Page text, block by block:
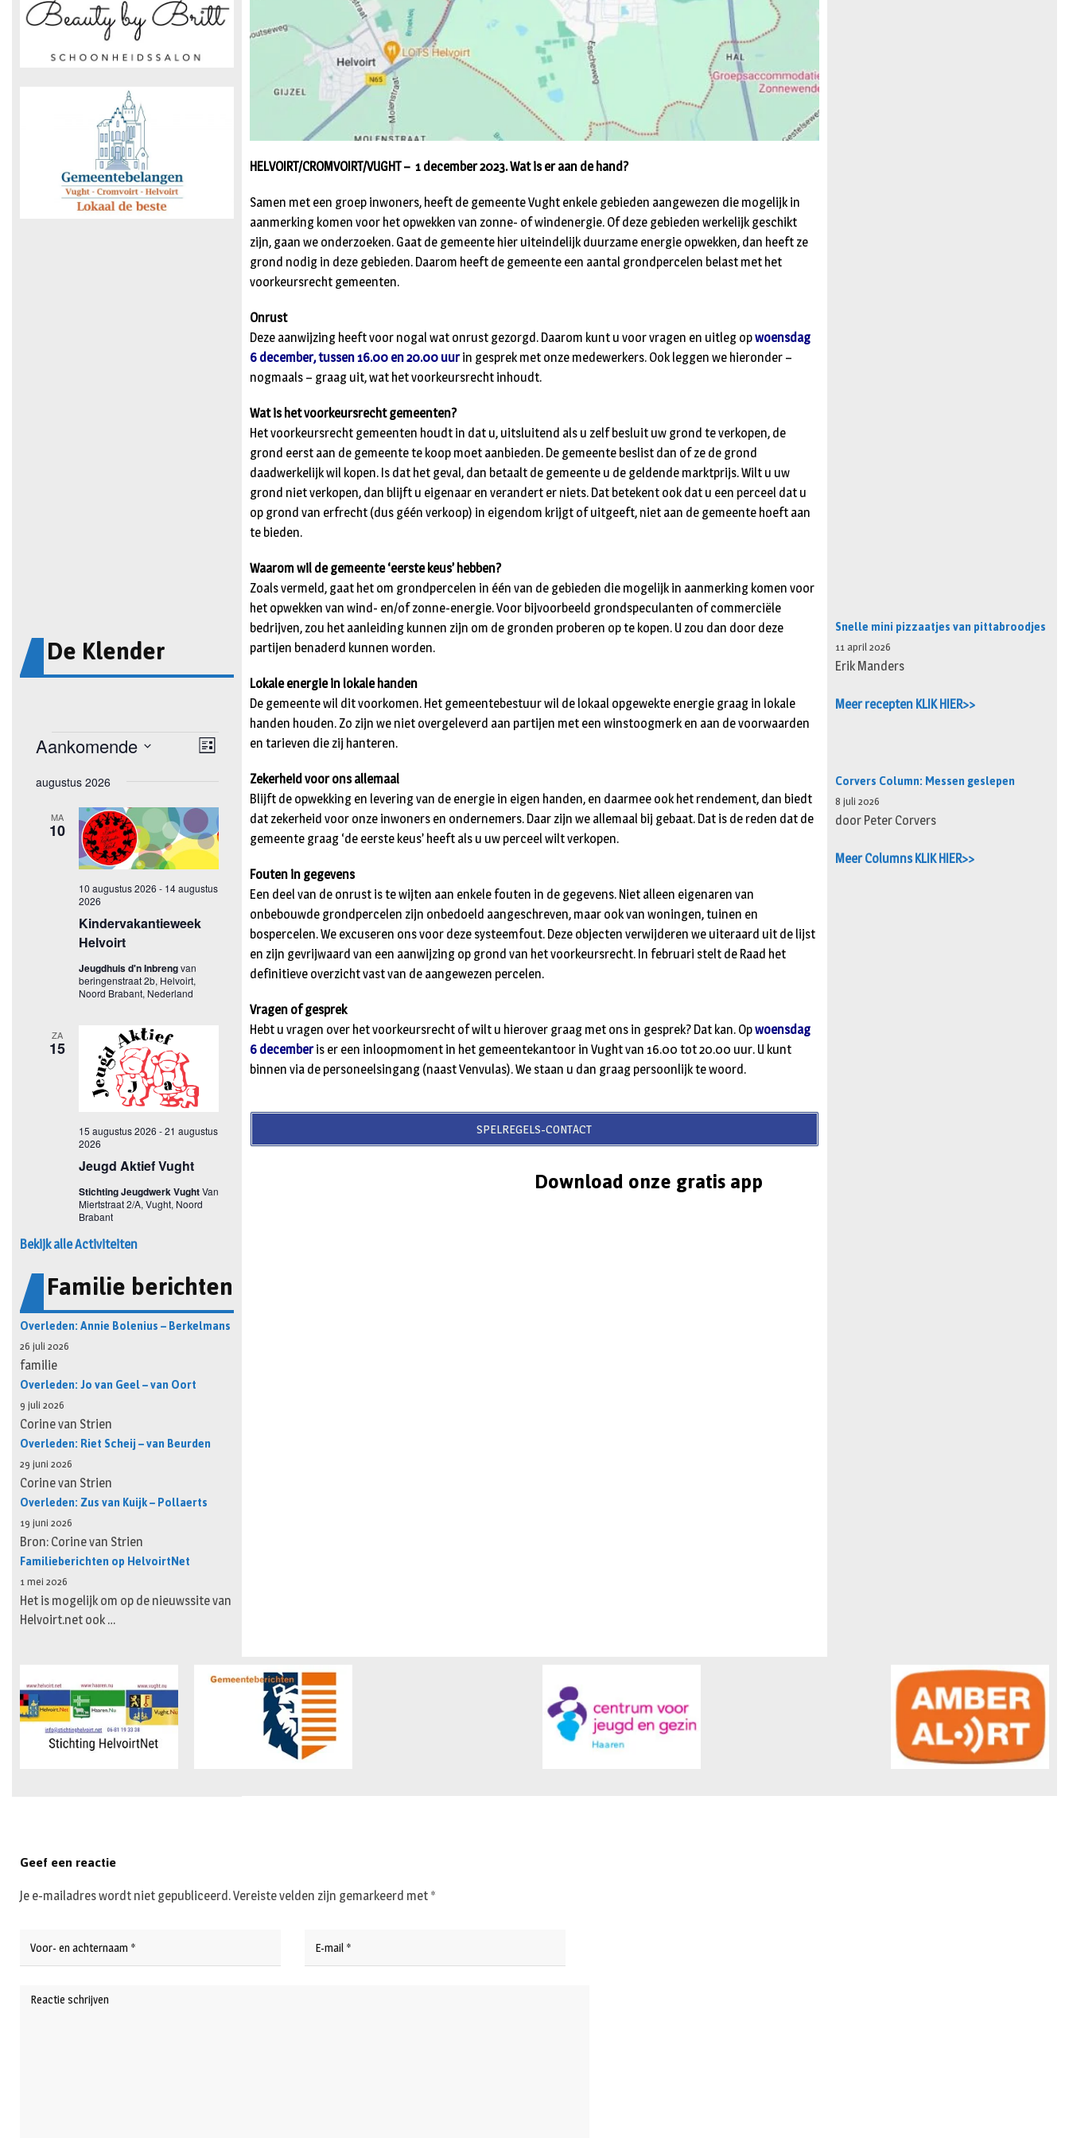
De Klender
Bekijk alle Activiteiten
Familie berichten
Overleden: Annie Bolenius – Berkelmans
26 juli 2026
familie
Overleden: Jo van Geel – van Oort
9 juli 2026
Corine van Strien
Overleden: Riet Scheij – van Beurden
29 juni 2026
Corine van Strien
Overleden: Zus van Kuijk – Pollaerts
19 juni 2026
Bron: Corine van Strien
Familieberichten op HelvoirtNet
1 mei 2026
Het is mogelijk om op de nieuwssite van
Helvoirt.net ook …
HELVOIRT/CROMVOIRT/VUGHT – 1 december 2023. Wat is er aan de hand?
Samen met een groep inwoners, heeft de gemeente Vught enkele gebieden aangewezen die mogelijk in
aanmerking komen voor het opwekken van zonne- of windenergie. Of deze gebieden werkelijk geschikt
zijn, gaan we onderzoeken. Gaat de gemeente hier uiteindelijk duurzame energie opwekken, dan heeft ze
grond nodig in deze gebieden. Daarom heeft de gemeente een aantal grondpercelen belast met het
voorkeursrecht gemeenten.
Onrust
Deze aanwijzing heeft voor nogal wat onrust gezorgd. Daarom kunt u voor vragen en uitleg opwoensdag
6 december, tussen 16.00 en 20.00 uur in gesprek met onze medewerkers. Ook leggen we hieronder –
nogmaals – graag uit, wat het voorkeursrecht inhoudt.
Wat is het voorkeursrecht gemeenten?
Het voorkeursrecht gemeenten houdt in dat u, uitsluitend als u zelf besluit uw grond te verkopen, de
grond eerst aan de gemeente te koop moet aanbieden. De gemeente beslist dan of ze de grond
daadwerkelijk wil kopen. Is dat het geval, dan betaalt de gemeente u de geldende marktprijs. Wilt u uw
grond niet verkopen, dan blijft u eigenaar en verandert er niets. Dat betekent ook dat u een perceel dat u
op grond van erfrecht (dus géén verkoop) in eigendom krijgt of uitgeeft, niet aan de gemeente hoeft aan
te bieden.
Waarom wil de gemeente ‘eerste keus’ hebben?
Zoals vermeld, gaat het om grondpercelen in één van de gebieden die mogelijk in aanmerking komen voor
het opwekken van wind- en/of zonne-energie. Voor bijvoorbeeld grondspeculanten of commerciële
bedrijven, zou het aanleiding kunnen zijn om de gronden proberen op te kopen. U zou dan door deze
partijen benaderd kunnen worden.
Lokale energie in lokale handen
De gemeente wil dit voorkomen. Het gemeentebestuur wil de lokaal opgewekte energie graag in lokale
handen houden. Zo zijn we niet overgeleverd aan partijen met een winstoogmerk en aan de voorwaarden
en tarieven die zij hanteren.
Zekerheid voor ons allemaal
Blijft de opwekking en levering van de energie in eigen handen, en daarmee ook het rendement, dan biedt
dat zekerheid voor onze inwoners en ondernemers. Daar zijn we allemaal bij gebaat. Dat is de reden dat de
gemeente graag ‘de eerste keus’ heeft als u uw perceel wilt verkopen.
Fouten in gegevens
Een deel van de onrust is te wijten aan enkele fouten in de gegevens. Niet alleen eigenaren van
onbebouwde grondpercelen zijn onbedoeld aangeschreven, maar ook van woningen, tuinen en
bospercelen. We excuseren ons voor deze systeemfout. Deze objecten verwijderen we uiteraard uit de lijst
en zijn gevrijwaard van een aanwijzing op grond van het voorkeursrecht. In februari stelt de Raad het
definitieve overzicht vast van de aangewezen percelen.
Vragen of gesprek
Hebt u vragen over het voorkeursrecht of wilt u hierover graag met ons in gesprek? Dat kan. Opwoensdag
6 december is er een inloopmoment in het gemeentekantoor in Vught van 16.00 tot 20.00 uur. U kunt
binnen via de personeelsingang (naast Venvulas). We staan u dan graag persoonlijk te woord.
SPELREGELS-CONTACT
Download onze gratis app
Snelle mini pizzaatjes van pittabroodjes
11 april 2026
Erik Manders
Meer recepten KLIK HIER>>
Corvers Column: Messen geslepen
8 juli 2026
door Peter Corvers
Meer Columns KLIK HIER>>
Geef een reactie
Je e-mailadres wordt niet gepubliceerd.Vereiste velden zijn gemarkeerd met *